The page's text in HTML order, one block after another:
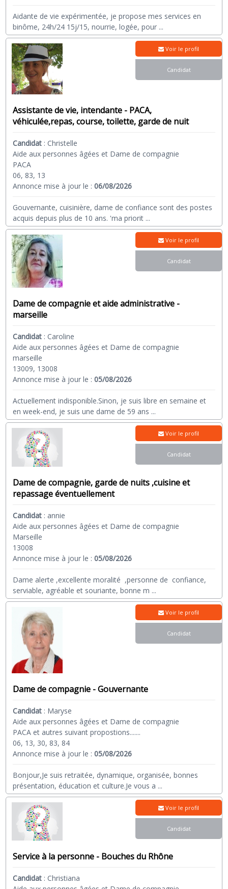
Aidante de vie expérimentée, je propose mes services en
binôme, 24h/24 15j/15, nourrie, logée, pour ...
Assistante de vie, intendante - PACA,
véhiculée,repas, course, toilette, garde de nuit
Candidat : Christelle
Aide aux personnes âgées et Dame de compagnie
PACA
06, 83, 13
Annonce mise à jour le :06/08/2026
Gouvernante, cuisinière, dame de confiance sont des postes
acquis depuis plus de 10 ans. 'ma priorit ...
Voir le profil
Candidat
Dame de compagnie et aide administrative -
marseille
Candidat : Caroline
Aide aux personnes âgées et Dame de compagnie
marseille
13009, 13008
Annonce mise à jour le :05/08/2026
Actuellement indisponible.Sinon, je suis libre en semaine et
en week-end, je suis une dame de 59 ans ...
Voir le profil
Candidat
Dame de compagnie, garde de nuits ,cuisine et
repassage éventuellement
Candidat : annie
Aide aux personnes âgées et Dame de compagnie
Marseille
13008
Annonce mise à jour le :05/08/2026
Dame alerte ,excellente moralité ,personne de confiance,
serviable, agréable et souriante, bonne m ...
Voir le profil
Candidat
Dame de compagnie - Gouvernante
Candidat : Maryse
Aide aux personnes âgées et Dame de compagnie
PACA et autres suivant propostions.......
06, 13, 30, 83, 84
Annonce mise à jour le :05/08/2026
Bonjour,Je suis retraitée, dynamique, organisée, bonnes
présentation, éducation et culture.Je vous a ...
Voir le profil
Candidat
Service à la personne - Bouches du Rhône
Candidat : Christiana
Voir le profil
Candidat